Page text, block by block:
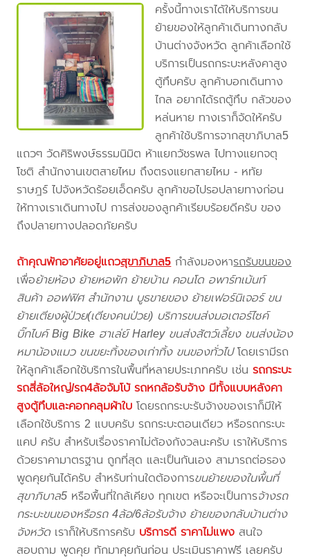
ครั้งนี้ทางเราได้ให้บริการขน
ย้ายของให้ลูกค้าเดินทางกลับ
บ้านต่างจังหวัด ลูกค้าเลือกใช้
บริการเป็นรถกระบะหลังคาสูง
ตู้ทึบครับ ลูกค้าบอกเดินทาง
ไกล อยากได้รถตู้ทึบ กลัวของ
หล่นหาย ทางเราก็จัดให้ครับ
ลูกค้าใช้บริการจากสุขาภิบาล5
แถวๆ วัดศิริพงษ์ธรรมนิมิต ห้าแยกวัชรพล ไปทางแยกจตุ
โชติ สำนักงานเขตสายไหม ถึงตรงแยกสายไหม - หทัย
ราษฎร์ ไปจังหวัดร้อยเอ็ดครับ ลูกค้าขอไปรอปลายทางก่อน
ให้ทางเราเดินทางไป การส่งของลูกค้าเรียบร้อยดีครับ ของ
ถึงปลายทางปลอดภัยครับ
ถ้าคุณพักอาศัยอยู่แถวสุขาภิบาล5กำลังมองหารถรับขนของ
เพื่อย้ายห้อง ย้ายหอพัก ย้ายบ้าน คอนโด อพาร์ทเม้นท์
สินค้า ออฟฟิศ สำนักงาน บูธขายของ ย้ายเฟอร์นิเจอร์ ขน
ย้ายเตียงผู้ป่วย(เตียงคนป่วย) บริการขนส่งมอเตอร์ไซค์
บิ๊กไบค์ Big Bike ฮาเล่ย์ Harley ขนส่งสัตว์เลี้ยง ขนส่งน้อง
หมาน้องแมว ขนขยะทิ้งของเก่าทิ้ง ขนของทั่วไปโดยเรามีรถ
ให้ลูกค้าเลือกใช้บริการในพื้นที่หลายประเภทครับ เช่นรถกระบะ
รถสี่ล้อใหญ่/รถ4ล้อจัมโบ้ รถหกล้อรับจ้าง มีทั้งแบบหลังคา
สูงตู้ทึบและคอกคลุมผ้าใบ โดยรถกระบะรับจ้างของเราก็มีให้
เลือกใช้บริการ 2 แบบครับ รถกระบะตอนเดียว หรือรถกระบะ
แคป ครับ สำหรับเรื่องราคาไม่ต้องกังวลนะครับ เราให้บริการ
ด้วยราคามาตรฐาน ถูกที่สุด และเป็นกันเอง สามารถต่อรอง
พูดคุยกันได้ครับ สำหรับท่านใดต้องการขนย้ายของในพื้นที่
สุขาภิบาล5 หรือพื้นที่ใกล้เคียง ทุกเขต หรือจะเป็นการจ้างรถ
กระบะขนของหรือรถ 4ล้อ/6ล้อรับจ้าง ย้ายของกลับบ้านต่าง
จังหวัด เราก็ให้บริการครับ บริการดี ราคาไม่แพง สนใจ
สอบถาม พูดคุย ทักมาคุยกันก่อน ประเมินราคาฟรี เลยครับ